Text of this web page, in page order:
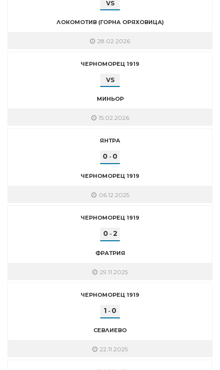
VS
ЛОКОМОТИВ (ГОРНА ОРЯХОВИЦА)
28.02.2026
ЧЕРНОМОРЕЦ 1919
VS
МИНЬОР
15.02.2026
ЯНТРА
0 - 0
ЧЕРНОМОРЕЦ 1919
06.12.2025
ЧЕРНОМОРЕЦ 1919
0- 2
ФРАТРИЯ
29.11.2025
ЧЕРНОМОРЕЦ 1919
1 - 0
СЕВЛИЕВО
22.11.2025